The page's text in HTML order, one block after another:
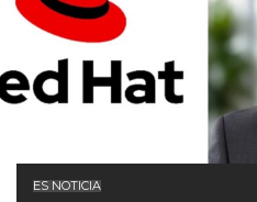
ES NOTICIA